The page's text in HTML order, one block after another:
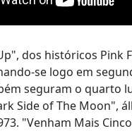
dos históricos Pink
se logo em
seguram o quarto
Side of The Moon",
"Venham Mais